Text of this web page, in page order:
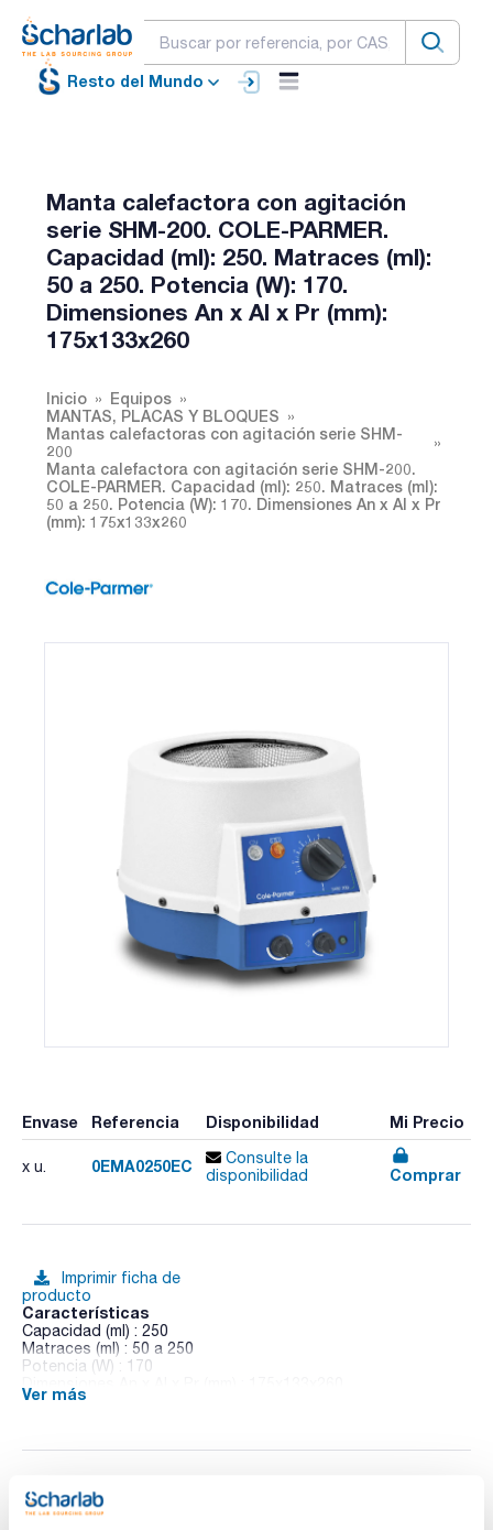
Resto del Mundo
Manta calefactora con agitación
serie SHM-200. COLE-PARMER.
Capacidad (ml): 250. Matraces (ml):
50 a 250. Potencia (W): 170.
Dimensiones An x Al x Pr (mm):
175x133x260
Inicio
Equipos
MANTAS, PLACAS Y BLOQUES
Mantas calefactoras con agitación serie SHM-
200
Manta calefactora con agitación serie SHM-200.
COLE-PARMER. Capacidad (ml): 250. Matraces (ml):
50 a 250. Potencia (W): 170. Dimensiones An x Al x Pr
(mm): 175x133x260
Envase Referencia Disponibilidad Mi Precio
x u. 0EMA0250EC
Consulte la
disponibilidad
Comprar
Imprimir ficha de
producto
Características
Capacidad (ml) : 250
Matraces (ml) : 50 a 250
Potencia (W) : 170
Pack (u.) : 1
resistente y resiliente minimiza los daños causados por el
hasta 450°C
Ver más
Te puede interesar